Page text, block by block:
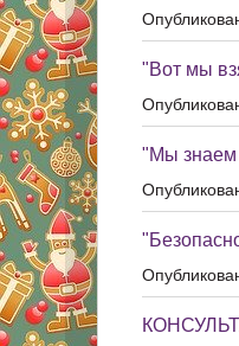
"Вот мы
"Мы знаем